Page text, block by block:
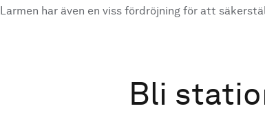
Larmen har även en viss fördröjning för att
Bli